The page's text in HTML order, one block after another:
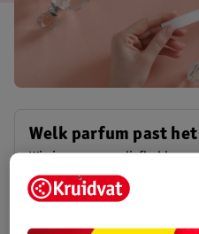
Welk parfum past
Wie is er nu geen liefhebber
vraagt je vast wel eens af:
past de geur bij de omgeving